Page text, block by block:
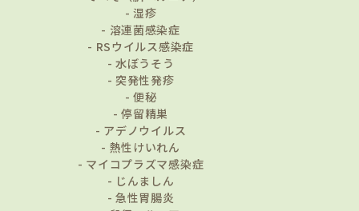
湿疹
溶連菌感染症
RSウイルス感染症
水ぼうそう
突発性発疹
便秘
停留精巣
アデノウイルス
熱性けいれん
マイコプラズマ感染症
じんましん
急性胃腸炎